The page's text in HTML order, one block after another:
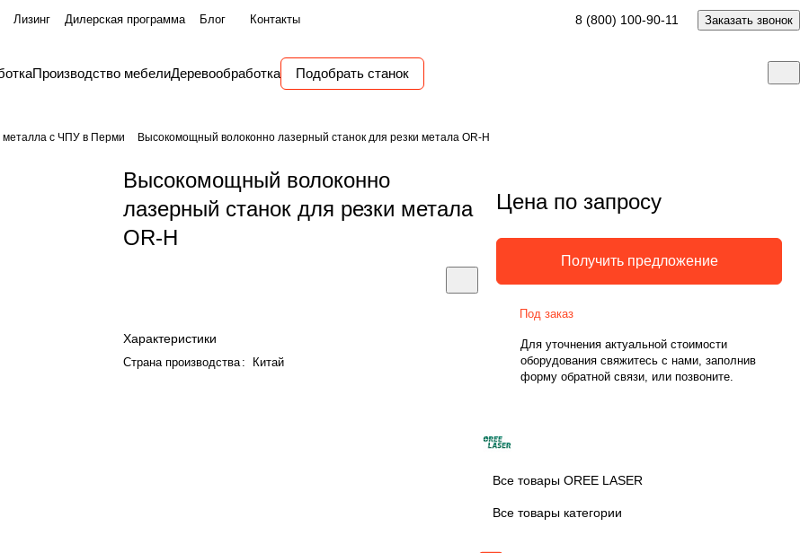
Лизинг Дилерская программа Блог Контакты 8 (800) 100-90-11 Заказать звонок
Производство мебелиДеревообработка Подобрать станок
металла с ЧПУ в Перми Высокомощный волоконно лазерный станок для резки метала OR-H
Высокомощный волоконно
лазерный станок для резки метала
OR-H
Характеристики
Страна производства: Китай
Цена по запросу
Получить предложение
Под заказ
Для уточнения актуальной стоимости
оборудования свяжитесь с нами, заполнив
форму обратной связи, или позвоните.
Все товары OREE LASER
Все товары категории